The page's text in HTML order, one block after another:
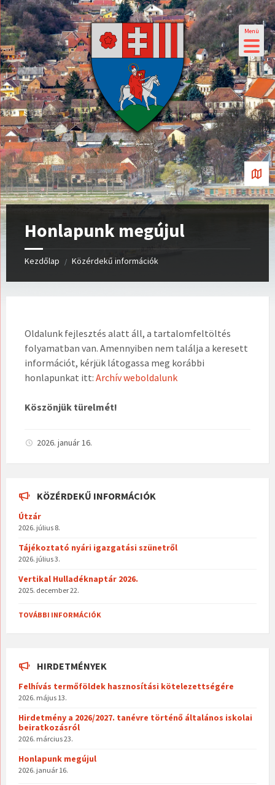
Menü
Honlapunk megújul
Kezdőlap / Közérdekű információk
Oldalunk fejlesztés alatt áll, a tartalomfeltöltés
folyamatban van. Amennyiben nem találja a keresett
információt, kérjük látogassa meg korábbi
honlapunkat itt: Archív weboldalunk
Köszönjük türelmét!
2026. január 16.
KÖZÉRDEKŰ INFORMÁCIÓK
Útzár
2026. július 8.
Tájékoztató nyári igazgatási szünetről
2026. július 3.
Vertikal Hulladéknaptár 2026.
2025. december 22.
TOVÁBBI INFORMÁCIÓK
HIRDETMÉNYEK
Felhívás termőföldek hasznosítási kötelezettségére
2026. május 13.
Hirdetmény a 2026/2027. tanévre történő általános iskolai
beiratkozásról
2026. március 23.
Honlapunk megújul
2026. január 16.